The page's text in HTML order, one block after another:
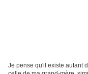
Je pense qu'il existe autant